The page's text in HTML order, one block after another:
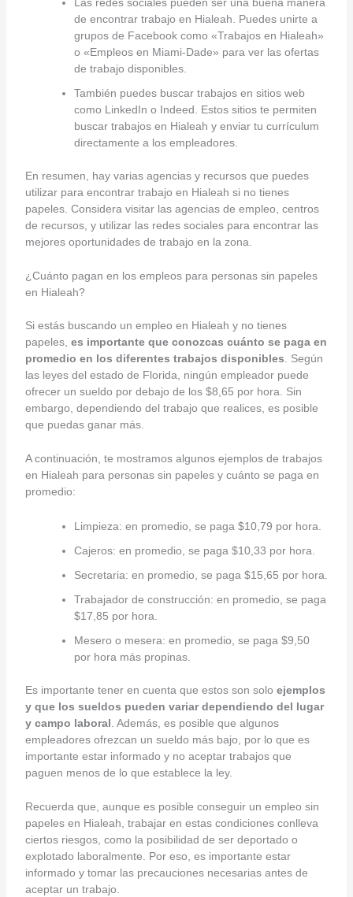
de encontrar trabajo en Hialeah. Puedes unirte a
grupos de Facebook como «Trabajos en Hialeah»
o «Empleos en Miami-Dade» para ver las ofertas
de trabajo disponibles.
También puedes buscar trabajos en sitios web
como LinkedIn o Indeed. Estos sitios te permiten
buscar trabajos en Hialeah y enviar tu currículum
directamente a los empleadores.
En resumen, hay varias agencias y recursos que puedes
utilizar para encontrar trabajo en Hialeah si no tienes
papeles. Considera visitar las agencias de empleo, centros
de recursos, y utilizar las redes sociales para encontrar las
mejores oportunidades de trabajo en la zona.
¿Cuánto pagan en los empleos para personas sin papeles
en Hialeah?
Si estás buscando un empleo en Hialeah y no tienes
papeles, es importante que conozcas cuánto se paga en
promedio en los diferentes trabajos disponibles . Según
las leyes del estado de Florida, ningún empleador puede
ofrecer un sueldo por debajo de los $8,65 por hora. Sin
embargo, dependiendo del trabajo que realices, es posible
que puedas ganar más.
A continuación, te mostramos algunos ejemplos de trabajos
en Hialeah para personas sin papeles y cuánto se paga en
promedio:
Limpieza: en promedio, se paga $10,79 por hora.
Cajeros: en promedio, se paga $10,33 por hora.
Secretaria: en promedio, se paga $15,65 por hora.
Trabajador de construcción: en promedio, se paga
$17,85 por hora.
Mesero o mesera: en promedio, se paga $9,50
por hora más propinas.
Es importante tener en cuenta que estos son solo ejemplos
y que los sueldos pueden variar dependiendo del lugar
y campo laboral . Además, es posible que algunos
empleadores ofrezcan un sueldo más bajo, por lo que es
importante estar informado y no aceptar trabajos que
paguen menos de lo que establece la ley.
Recuerda que, aunque es posible conseguir un empleo sin
papeles en Hialeah, trabajar en estas condiciones conlleva
ciertos riesgos, como la posibilidad de ser deportado o
explotado laboralmente. Por eso, es importante estar
informado y tomar las precauciones necesarias antes de
aceptar un trabajo.